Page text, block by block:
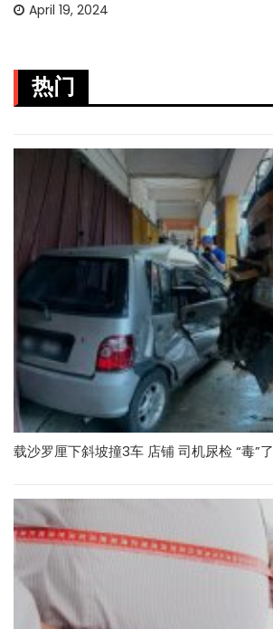
April 19, 2024
热门
载沙罗厘下斜坡撞3车 店铺 司机尿检 “毒”了